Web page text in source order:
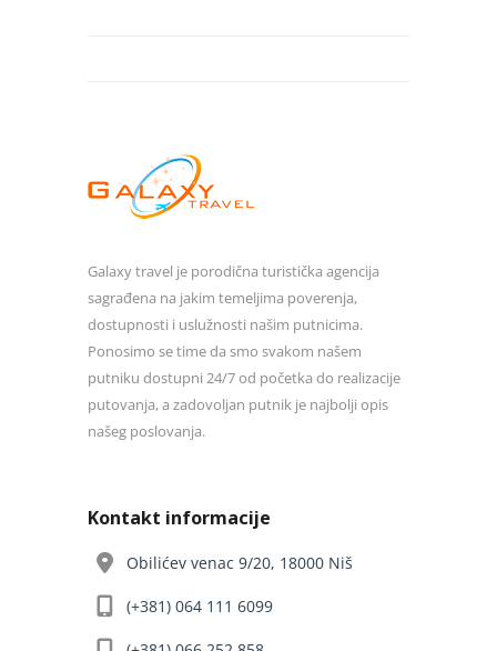
Galaxy travel je porodična turistička agencija
sagrađena na jakim temeljima poverenja,
dostupnosti i uslužnosti našim putnicima.
Ponosimo se time da smo svakom našem
putniku dostupni 24/7 od početka do realizacije
putovanja, a zadovoljan putnik je najbolji opis
našeg poslovanja.
Kontakt informacije
Obilićev venac 9/20, 18000 Niš
(+381) 064 111 6099